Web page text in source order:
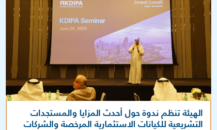
الهيئة تنظم ندوة حول أحدث المزايا والمستجدات
التشريعية للكيانات الاستثمارية المرخصة والشركات